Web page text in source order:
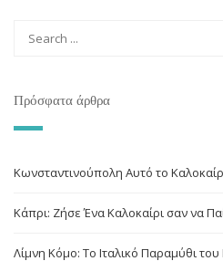
Πρόσφατα άρθρα
Κωνσταντινούπολη Αυτό το
Κάπρι: Ζήσε Ένα Καλοκαίρι σαν να
Λίμνη Κόμο: Το Ιταλικό Παραμύθι του